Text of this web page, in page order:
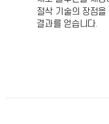
절삭 기술의 장점
결과를 얻습니다.